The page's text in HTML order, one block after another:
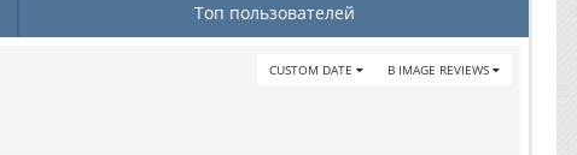
Топ пользователей
В IMAGE REVIEWS
CUSTOM DATE